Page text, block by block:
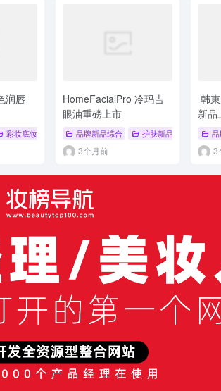
妆 # 唇釉
润唇
彩妆底妆新品 # 唇膏 # 新品发布 # NARS
HomeFacialPro 冷玛吉
眼油重磅上市
品牌新品综合 护肤新品 # 品牌新
3个月前
韩
新品
3